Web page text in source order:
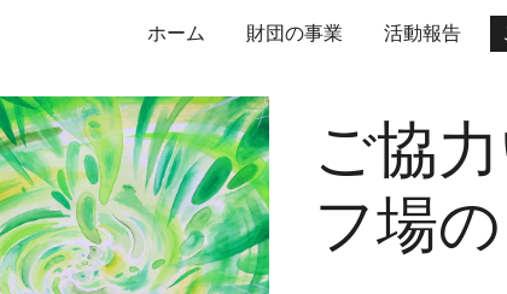
Skip to main content
ホーム 財団の事業 活動報告
ご協
フ場